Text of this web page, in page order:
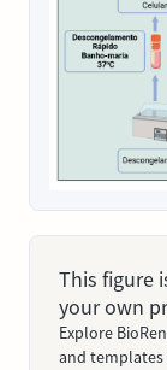
This figure
your own
Explore
and templates